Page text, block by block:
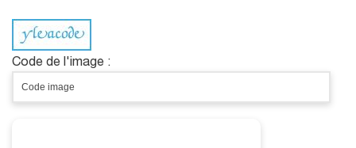
Code de l'image :